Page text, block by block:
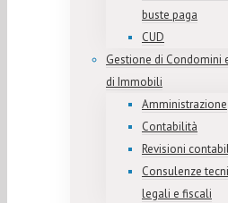
buste paga
CUD
Gestione di Condomini
di Immobili
Amministrazione
Contabilità
Revisioni
Consulenze
legali e fiscali